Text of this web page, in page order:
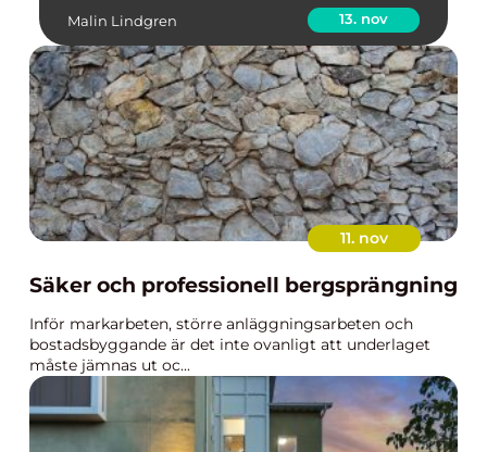
Malin Lindgren 13. nov
11. nov
Säker och professionell bergsprängning
Inför markarbeten, större anläggningsarbeten och
bostadsbyggande är det inte ovanligt att underlaget
måste jämnas ut oc...